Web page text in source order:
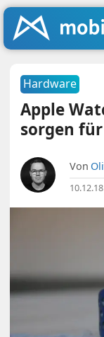
Hardware
Apple
sorgen
Von